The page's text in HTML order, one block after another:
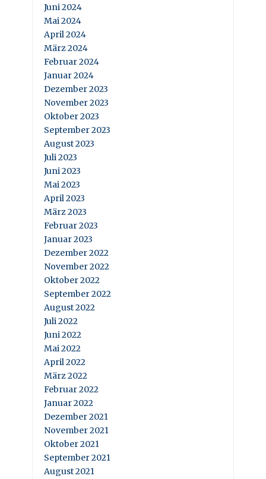
Juni 2024
Mai 2024
April 2024
März 2024
Februar 2024
Januar 2024
Dezember 2023
November 2023
Oktober 2023
September 2023
August 2023
Juli 2023
Juni 2023
Mai 2023
April 2023
März 2023
Februar 2023
Januar 2023
Dezember 2022
November 2022
Oktober 2022
September 2022
August 2022
Juli 2022
Juni 2022
Mai 2022
April 2022
März 2022
Februar 2022
Januar 2022
Dezember 2021
November 2021
Oktober 2021
September 2021
August 2021